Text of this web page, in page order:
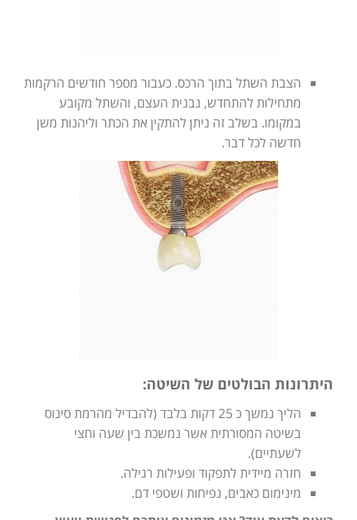
הצבת השתל בתוך הרכס. כעבור מספר חודשים הרקמות
מתחילות להתחדש, נבנית העצם, והשתל מקובע
במקומו. בשלב זה ניתן להתקין את הכתר וליהנות משן
חדשה לכל דבר.
היתרונות הבולטים של השיטה:
הליך נמשך כ 25 דקות בלבד (להבדיל מהרמת סינוס
בשיטה המסורתית אשר נמשכת בין שעה וחצי
לשעתיים).
חזרה מיידית לתפקוד ופעילות רגילה.
מינימום כאבים, נפיחות ושטפי דם.